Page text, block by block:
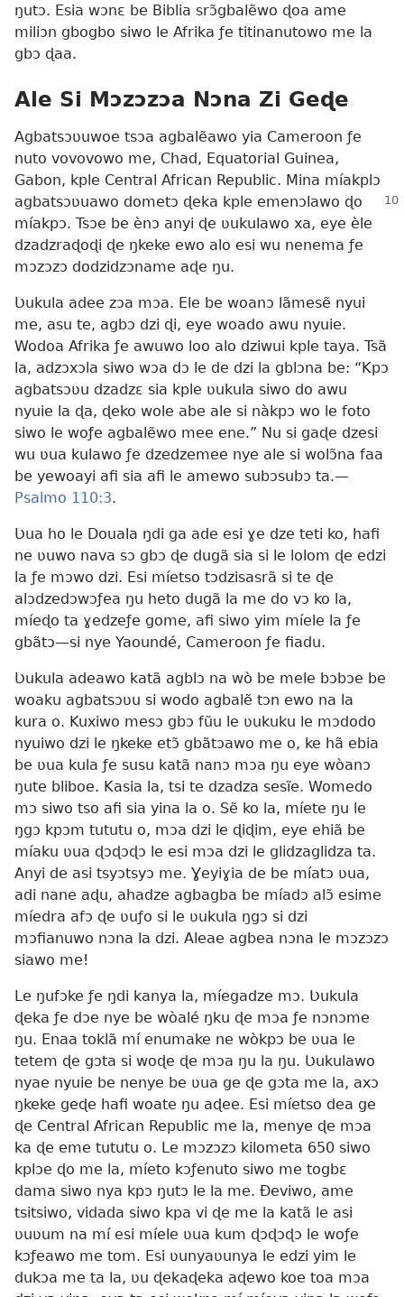
ŋutɔ. Esia wɔnɛ be Biblia srɔ̃gbalẽwo ɖoa ame
miliɔn gbogbo siwo le Afrika ƒe titinanutowo me la
gbɔ ɖaa.
Ale Si Mɔzɔzɔa Nɔna Zi Geɖe
Agbatsɔʋuwoe tsɔa agbalẽawo yia Cameroon ƒe
nuto vovovowo me, Chad, Equatorial Guinea,
Gabon, kple Central African Republic. Mina míakplɔ
agbatsɔʋuawo dometɔ ɖeka kple emenɔlawo ɖo
míakpɔ. Tsɔe be ènɔ anyi ɖe ʋukulawo xa, eye èle
dzadzraɖoɖi ɖe ŋkeke ewo alo esi wu nenema ƒe
mɔzɔzɔ dodzidzɔname aɖe ŋu.
Ʋukula adee zɔa mɔa. Ele be woanɔ lãmesẽ nyui
me, asu te, agbɔ dzi ɖi, eye woado awu nyuie.
Wodoa Afrika ƒe awuwo loo alo dziwui kple taya. Tsã
la, adzɔxɔla siwo wɔa dɔ le de dzi la gblɔna be: “Kpɔ
agbatsɔʋu dzadzɛ sia kple ʋukula siwo do awu
nyuie la ɖa, ɖeko wole abe ale si nàkpɔ wo le foto
siwo le woƒe agbalẽwo mee ene.” Nu si gaɖe dzesi
wu ʋua kulawo ƒe dzedzemee nye ale si wolɔ̃na faa
be yewoayi afi sia afi le amewo subɔsubɔ ta.—
Psalmo 110:3.
Ʋua ho le Douala ŋdi ga ade esi ɣe dze teti ko, hafi
ne ʋuwo nava sɔ gbɔ ɖe dugã sia si le lolom ɖe edzi
la ƒe mɔwo dzi. Esi míetso tɔdzisasrã si te ɖe
alɔdzedɔwɔƒea ŋu heto dugã la me do vɔ ko la,
míeɖo ta ɣedzeƒe gome, afi siwo yim míele la ƒe
gbãtɔ—si nye Yaoundé, Cameroon ƒe fiadu.
Ʋukula adeawo katã agblɔ na wò be mele bɔbɔe be
woaku agbatsɔʋu si wodo agbalẽ tɔn ewo na la
kura o. Kuxiwo mesɔ gbɔ fũu le ʋukuku le mɔdodo
nyuiwo dzi le ŋkeke etɔ̃ gbãtɔawo me o, ke hã ebia
be ʋua kula ƒe susu katã nanɔ mɔa ŋu eye wòanɔ
ŋute bliboe. Kasia la, tsi te dzadza sesĩe. Womedo
mɔ siwo tso afi sia yina la o. Sẽ ko la, míete ŋu le
ŋgɔ kpɔm tututu o, mɔa dzi le ɖiɖim, eye ehiã be
míaku ʋua ɖɔɖɔɖɔ le esi mɔa dzi le glidzaglidza ta.
Anyi de asi tsyɔtsyɔ me. Ɣeyiɣia de be míatɔ ʋua,
adi nane aɖu, ahadze agbagba be míadɔ alɔ̃ esime
míedra afɔ ɖe ʋuƒo si le ʋukula ŋgɔ si dzi
mɔfianuwo nɔna la dzi. Aleae agbea nɔna le mɔzɔzɔ
siawo me!
Le ŋufɔke ƒe ŋdi kanya la, míegadze mɔ. Ʋukula
ɖeka ƒe dɔe nye be wòalé ŋku ɖe mɔa ƒe nɔnɔme
ŋu. Enaa toklã mí enumake ne wòkpɔ be ʋua le
tetem ɖe gɔta si woɖe ɖe mɔa ŋu la ŋu. Ʋukulawo
nyae nyuie be nenye be ʋua ge ɖe gɔta me la, axɔ
ŋkeke geɖe hafi woate ŋu aɖee. Esi míetso dea ge
ɖe Central African Republic me la, menye ɖe mɔa
ka ɖe eme tututu o. Le mɔzɔzɔ kilometa 650 siwo
kplɔe ɖo me la, míeto kɔƒenuto siwo me togbɛ
dama siwo nya kpɔ ŋutɔ le la me. Ðeviwo, ame
tsitsiwo, vidada siwo kpa vi ɖe me la katã le asi
ʋuʋum na mí esi míele ʋua kum ɖɔɖɔɖɔ le woƒe
kɔƒeawo me tom. Esi ʋunyaʋunya le edzi yim le
dukɔa me ta la, ʋu ɖekaɖeka aɖewo koe toa mɔa